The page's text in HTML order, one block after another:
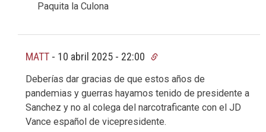
Paquita la Culona
MATT - 10 abril 2025 - 22:00
Deberías dar gracias de que estos años de
pandemias y guerras hayamos tenido de presidente a
Sanchez y no al colega del narcotraficante con el JD
Vance español de vicepresidente.